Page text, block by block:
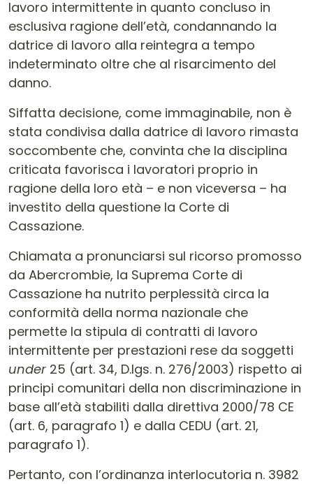
lavoro intermittente in quanto concluso in
esclusiva ragione dell’età, condannando la
datrice di lavoro alla reintegra a tempo
indeterminato oltre che al risarcimento del
danno.
Siffatta decisione, come immaginabile, non è
stata condivisa dalla datrice di lavoro rimasta
soccombente che, convinta che la disciplina
criticata favorisca i lavoratori proprio in
ragione della loro età – e non viceversa – ha
investito della questione la Corte di
Cassazione.
Chiamata a pronunciarsi sul ricorso promosso
da Abercrombie, la Suprema Corte di
Cassazione ha nutrito perplessità circa la
conformità della norma nazionale che
permette la stipula di contratti di lavoro
intermittente per prestazioni rese da soggetti
under 25 (art. 34, D.lgs. n. 276/2003) rispetto ai
principi comunitari della non discriminazione in
base all’età stabiliti dalla direttiva 2000/78 CE
(art. 6, paragrafo 1) e dalla CEDU (art. 21,
paragrafo 1).
Pertanto, con l’ordinanza interlocutoria n. 3982